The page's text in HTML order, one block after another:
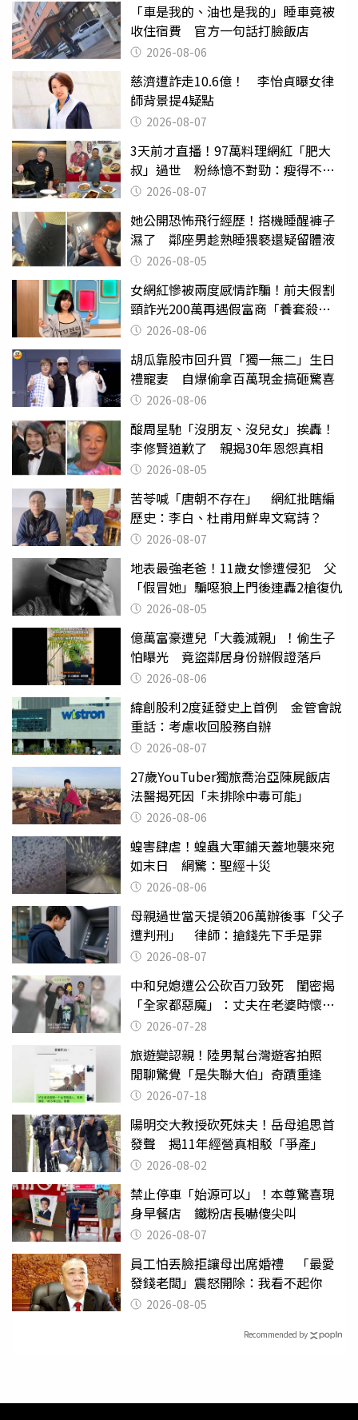
「車是我的、油也是我的」睡車竟被
收住宿費 官方一句話打臉飯店
2026-08-06
慈濟遭詐走10.6億！ 李怡貞曝女律
師背景提4疑點
2026-08-07
3天前才直播！97萬料理網紅「肥大
叔」過世 粉絲憶不對勁：瘦得不合
理 2026-08-07
她公開恐怖飛行經歷！搭機睡醒褲子
濕了 鄰座男趁熟睡猥褻還疑留體液
2026-08-05
女網紅慘被兩度感情詐騙！前夫假割
頸詐光200萬再遇假富商「養套殺
2000萬」
2026-08-06
胡瓜靠股市回升買「獨一無二」生日
禮寵妻 自爆偷拿百萬現金搞砸驚喜
2026-08-06
酸周星馳「沒朋友、沒兒女」挨轟！
李修賢道歉了 親揭30年恩怨真相
2026-08-05
苦苓喊「唐朝不存在」 網紅批瞎編
歷史：李白、杜甫用鮮卑文寫詩？
2026-08-07
地表最強老爸！11歲女慘遭侵犯 父
「假冒她」騙噁狼上門後連轟2槍復仇
2026-08-05
億萬富豪遭兒「大義滅親」！偷生子
怕曝光 竟盜鄰居身份辦假證落戶
2026-08-06
緯創股利2度延發史上首例 金管會說
重話：考慮收回股務自辦
2026-08-07
27歲YouTuber獨旅喬治亞陳屍飯店
法醫揭死因「未排除中毒可能」
2026-08-06
蝗害肆虐！蝗蟲大軍鋪天蓋地襲來宛
如末日 網驚：聖經十災
2026-08-06
母親過世當天提領206萬辦後事「父子
遭判刑」 律師：搶錢先下手是罪
2026-08-07
中和兒媳遭公公砍百刀致死 閨密揭
「全家都惡魔」：丈夫在老婆時懷孕
摔東西
2026-07-28
旅遊變認親！陸男幫台灣遊客拍照
閒聊驚覺「是失聯大伯」奇蹟重逢
2026-07-18
陽明交大教授砍死妹夫！岳母追思首
發聲 揭11年經營真相駁「爭產」
2026-08-02
禁止停車「始源可以」！本尊驚喜現
身早餐店 鐵粉店長嚇傻尖叫
2026-08-07
員工怕丟臉拒讓母出席婚禮 「最愛
發錢老闆」震怒開除：我看不起你
2026-08-05
Recommended by